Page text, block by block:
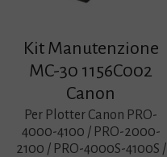
Kit Manutenzione
MC-30 1156C002
Canon
Per Plotter Canon PRO-
4000-4100 / PRO-2000-
2100 / PRO-4000S-4100S /